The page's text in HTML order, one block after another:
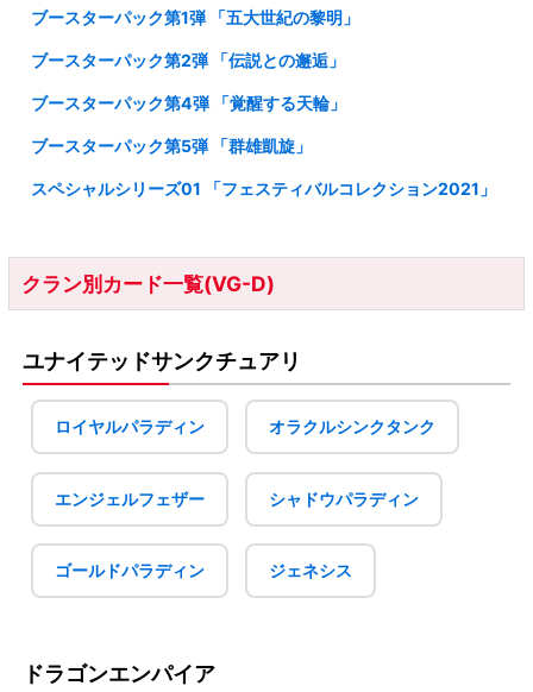
ブースターパック第1弾 「五大世紀の黎明」
ブースターパック第2弾 「伝説との邂逅」
ブースターパック第4弾 「覚醒する天輪」
ブースターパック第5弾 「群雄凱旋」
スペシャルシリーズ01 「フェスティバルコレクション2021」
クラン別カード一覧(VG-D)
ユナイテッドサンクチュアリ
ロイヤルパラディン オラクルシンクタンク
エンジェルフェザー シャドウパラディン
ゴールドパラディン ジェネシス
ドラゴンエンパイア